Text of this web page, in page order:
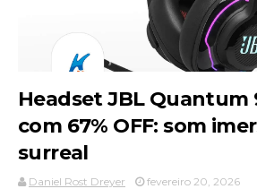
Headset JBL Quantum
com 67% OFF: som
surreal
Daniel Rost Dreyer fevereiro 20, 2026